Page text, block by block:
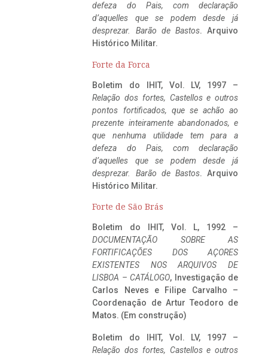
defeza do Pais, com declaração
d’aquelles que se podem desde já
desprezar. Barão de Bastos. Arquivo
Histórico Militar.
Forte da Forca
Boletim do IHIT, Vol. LV, 1997 –
Relação dos fortes, Castellos e outros
pontos fortificados, que se achão ao
prezente inteiramente abandonados, e
que nenhuma utilidade tem para a
defeza do Pais, com declaração
d’aquelles que se podem desde já
desprezar. Barão de Bastos. Arquivo
Histórico Militar.
Forte de São Brás
Boletim do IHIT, Vol. L, 1992 –
DOCUMENTAÇÃO SOBRE AS
FORTIFICAÇÕES DOS AÇORES
EXISTENTES NOS ARQUIVOS DE
LISBOA – CATÁLOGO, Investigação de
Carlos Neves e Filipe Carvalho –
Coordenação de Artur Teodoro de
Matos. (Em construção)
Boletim do IHIT, Vol. LV, 1997 –
Relação dos fortes, Castellos e outros